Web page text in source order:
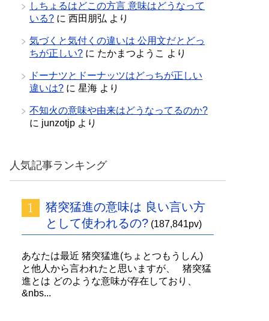
しちょるはどこの方言 意味はどうなって
いる? に 西田朋弘 より
気づくと気付くの違いは 公用文だとどっ
ちが正しい? に たかまつようこ より
ドーナツとドーナッツはどっちが正しい
違いは? に 星海 より
不知火の意味や由来はどうなってるのか?
に junzotjp より
人気記事ランキング
猪突猛進の意味は 良い言い方
として使われるの? (187,841pv)
あなたは最近 猪突猛進(ちょとつもうしん)
と他人から言われたと思いますが、 猪突猛
進とは どのような意味が存在しており、
&nbs...